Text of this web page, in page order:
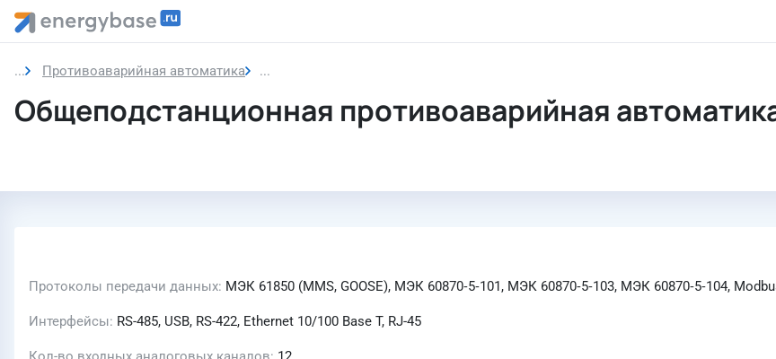
Противоаварийная автоматика Общеподстанционная противоаварийная автоматика
Общеподстанционная противоаварийная
Протоколы передачи данных МЭК 61850 (MMS, GOOSE), МЭК 60870‑5‑101, МЭК 60870‑5‑103, МЭК 60870‑5‑104,
Интерфейсы RS-485, USB, RS-422, Ethernet 10/100 Base T, RJ-45